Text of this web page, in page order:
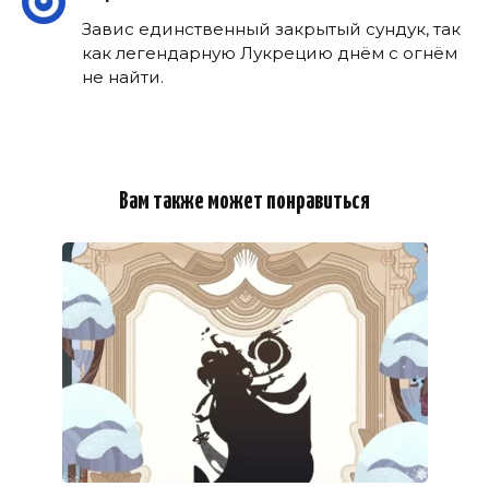
Завис единственный закрытый сундук, так
как легендарную Лукрецию днём с огнём
не найти.
Вам также может понравиться